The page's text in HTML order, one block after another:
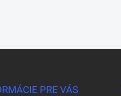
PRE VÁS